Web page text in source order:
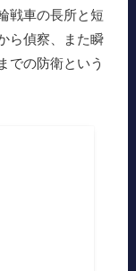
戦車の長所と短
ら偵察、また瞬
での防衛という